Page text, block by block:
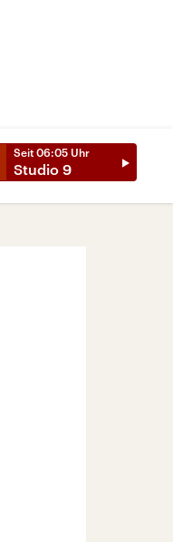
Seit 06:05 Uhr
Studio 9